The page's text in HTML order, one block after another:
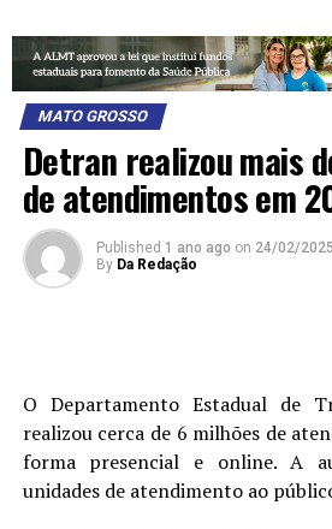
MATO GROSSO
Detran realizou mais
de atendimentos em
Published 1 ano ago on 24/02/2025
By Da Redação
O Departamento Estadual de
realizou cerca de 6 milhões de
forma presencial e online. A
unidades de atendimento ao